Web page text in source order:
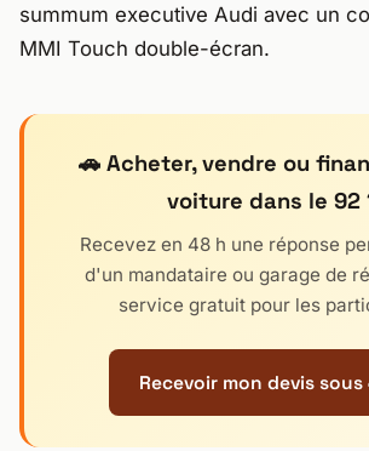
summum executive Audi avec un
MMI Touch double-écran.
🚗 Acheter, vendre ou
voiture dans le 92
Recevez en 48 h une réponse
d'un mandataire ou garage de
service gratuit pour les
Recevoir mon devis sous